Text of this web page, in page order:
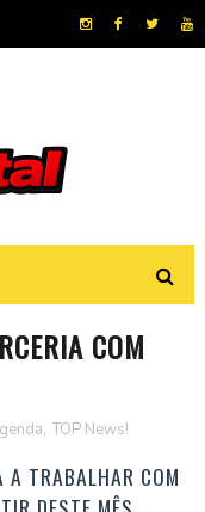
COM
, TOP News!
A TRABALHAR COM